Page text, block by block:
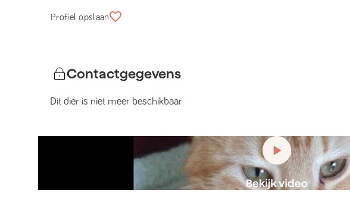
Profiel opslaan
Contactgegevens
Dit dier is niet meer beschikbaar